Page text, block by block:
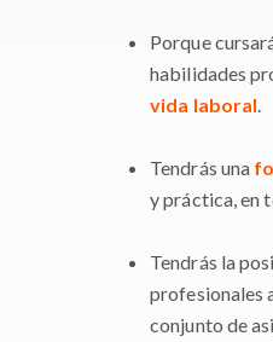
Porque
habilidades
vida laboral
Tendrás una
y práctica, en
Tendrás la
profesionales
conjunto de